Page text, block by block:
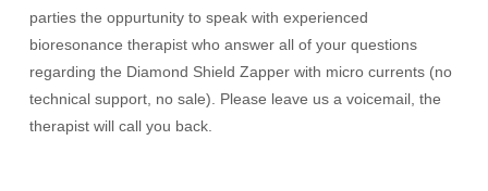
parties the oppurtunity to speak with experienced
bioresonance therapist who answer all of your questions
regarding the Diamond Shield Zapper with micro currents (no
technical support, no sale). Please leave us a voicemail, the
therapist will call you back.